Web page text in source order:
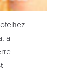
a